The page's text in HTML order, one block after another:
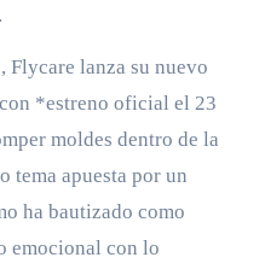
Flycare lanza su nuevo
*estreno oficial el 23
moldes dentro de la
tema apuesta por un
ha bautizado como
emocional con lo